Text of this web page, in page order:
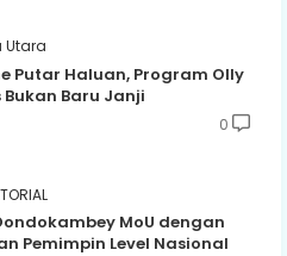
Utara
Putar Haluan, Program Olly
Baru Janji
0
MoU dengan
Pemimpin Level Nasional